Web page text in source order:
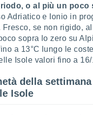
o al più un poco
Adriatico e Ionio in
Fresco, se non rigido,
sopra lo zero su
a 13°C lungo le
Isole valori fino a 16/
della
Isole